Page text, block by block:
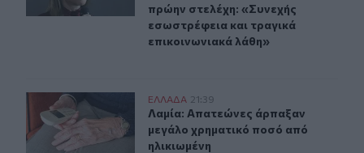
πρώην στελέχη: «Συνεχής
εσωστρέφεια και τραγικά
επικοινωνιακά λάθη»
Λαμία: Απατεώνες άρπαξαν μεγάλο χρηματικό ποσό
ΕΛΛAΔΑ 21:39
Λαμία: Απατεώνες άρπαξαν μεγάλο
Λαμία: Απατεώνες άρπαξαν
μεγάλο χρηματικό ποσό από
ηλικιωμένη